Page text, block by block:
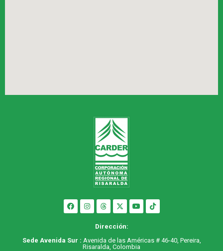
Dirección:
Sede Avenida Sur : Avenida de las Américas # 46-40, Pereira,
Risaralda, Colombia